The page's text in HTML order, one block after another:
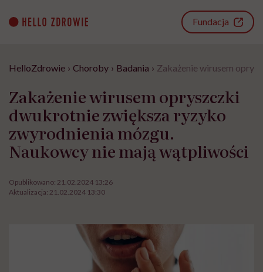
content
Fundacja
HelloZdrowie › Choroby › Badania › Zakażenie wirusem
Zakażenie wirusem opryszczki
dwukrotnie zwiększa ryzyko
zwyrodnienia mózgu.
Naukowcy nie mają wątpliwości
Opublikowano: 21.02.2024 13:26
Aktualizacja: 21.02.2024 13:30